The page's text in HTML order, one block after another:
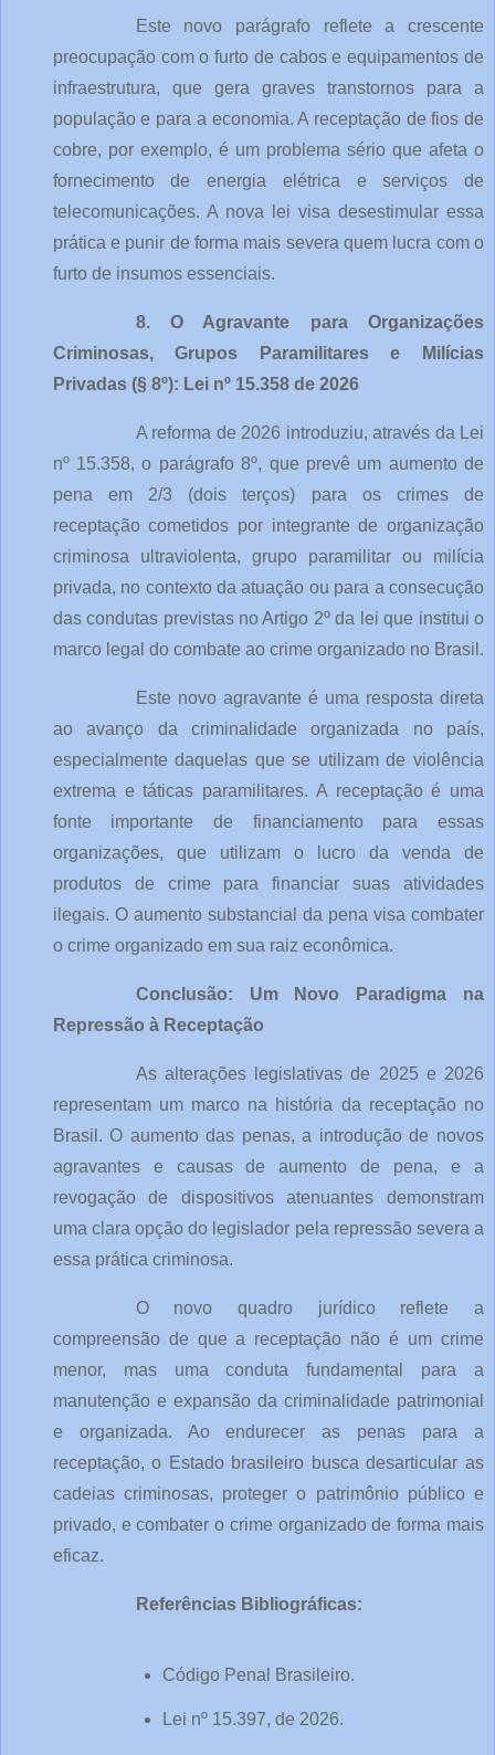
Este novo parágrafo reflete a crescente
preocupação com o furto de cabos e equipamentos de
infraestrutura, que gera graves transtornos para a
população e para a economia. A receptação de fios de
cobre, por exemplo, é um problema sério que afeta o
fornecimento de energia elétrica e serviços de
telecomunicações. A nova lei visa desestimular essa
prática e punir de forma mais severa quem lucra com o
furto de insumos essenciais.
8. O Agravante para Organizações
Criminosas, Grupos Paramilitares e Milícias
Privadas (§ 8º): Lei nº 15.358 de 2026
A reforma de 2026 introduziu, através da Lei
nº 15.358, o parágrafo 8º, que prevê um aumento de
pena em 2/3 (dois terços) para os crimes de
receptação cometidos por integrante de organização
criminosa ultraviolenta, grupo paramilitar ou milícia
privada, no contexto da atuação ou para a consecução
das condutas previstas no Artigo 2º da lei que institui o
marco legal do combate ao crime organizado no Brasil.
Este novo agravante é uma resposta direta
ao avanço da criminalidade organizada no país,
especialmente daquelas que se utilizam de violência
extrema e táticas paramilitares. A receptação é uma
fonte importante de financiamento para essas
organizações, que utilizam o lucro da venda de
produtos de crime para financiar suas atividades
ilegais. O aumento substancial da pena visa combater
o crime organizado em sua raiz econômica.
Conclusão: Um Novo Paradigma na
Repressão à Receptação
As alterações legislativas de 2025 e 2026
representam um marco na história da receptação no
Brasil. O aumento das penas, a introdução de novos
agravantes e causas de aumento de pena, e a
revogação de dispositivos atenuantes demonstram
uma clara opção do legislador pela repressão severa a
essa prática criminosa.
O novo quadro jurídico reflete a
compreensão de que a receptação não é um crime
menor, mas uma conduta fundamental para a
manutenção e expansão da criminalidade patrimonial
e organizada. Ao endurecer as penas para a
receptação, o Estado brasileiro busca desarticular as
cadeias criminosas, proteger o patrimônio público e
privado, e combater o crime organizado de forma mais
eficaz.
Referências Bibliográficas:
Código Penal Brasileiro.
Lei nº 15.397, de 2026.